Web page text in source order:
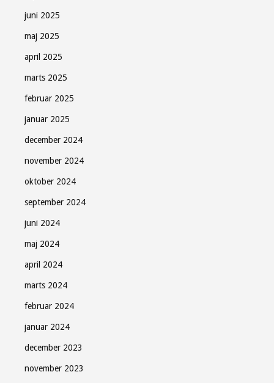
juni 2025
maj 2025
april 2025
marts 2025
februar 2025
januar 2025
december 2024
november 2024
oktober 2024
september 2024
juni 2024
maj 2024
april 2024
marts 2024
februar 2024
januar 2024
december 2023
november 2023